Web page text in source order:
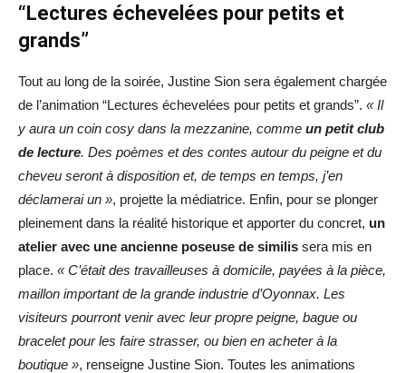
“Lectures échevelées pour petits et
grands”
Tout au long de la soirée, Justine Sion sera également chargée
de l’animation “Lectures échevelées pour petits et grands”. « Il
y aura un coin cosy dans la mezzanine, comme un petit club
de lecture. Des poèmes et des contes autour du peigne et du
cheveu seront à disposition et, de temps en temps, j’en
déclamerai un », projette la médiatrice. Enfin, pour se plonger
pleinement dans la réalité historique et apporter du concret, un
atelier avec une ancienne poseuse de similis sera mis en
place. « C’était des travailleuses à domicile, payées à la pièce,
maillon important de la grande industrie d’Oyonnax. Les
visiteurs pourront venir avec leur propre peigne, bague ou
bracelet pour les faire strasser, ou bien en acheter à la
boutique », renseigne Justine Sion. Toutes les animations